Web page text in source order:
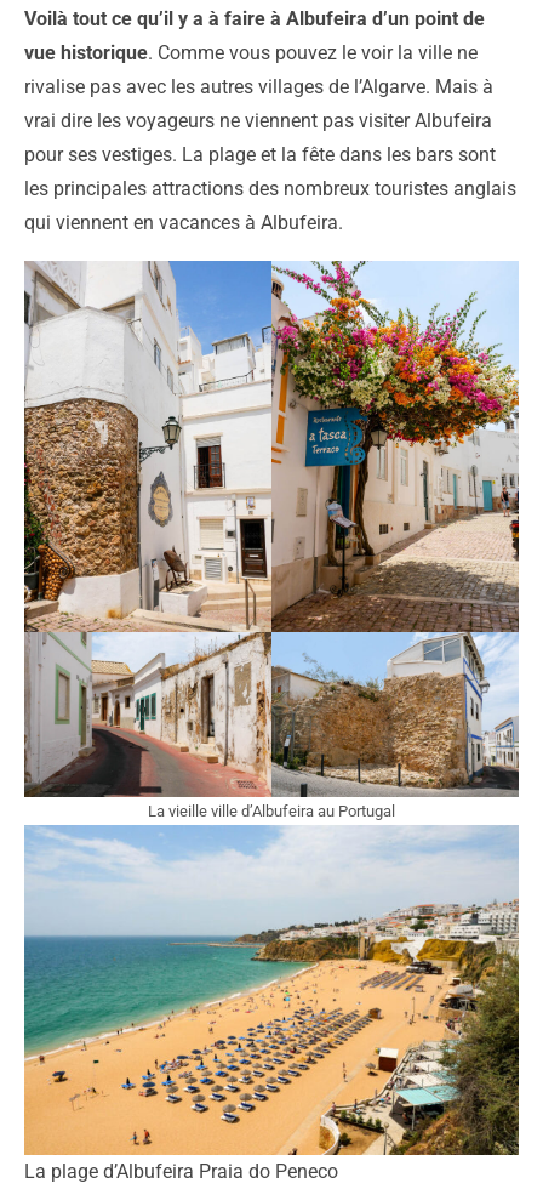
Voilà tout ce qu’il y a à faire à Albufeira d’un point de
vue historique. Comme vous pouvez le voir la ville ne
rivalise pas avec les autres villages de l’Algarve. Mais à
vrai dire les voyageurs ne viennent pas visiter Albufeira
pour ses vestiges. La plage et la fête dans les bars sont
les principales attractions des nombreux touristes anglais
qui viennent en vacances à Albufeira.
La vieille ville d’Albufeira au Portugal
La plage d’Albufeira Praia do Peneco